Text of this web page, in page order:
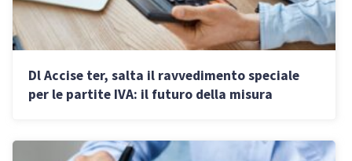
Dl Accise ter, salta il ravvedimento speciale
per le partite IVA: il futuro della misura